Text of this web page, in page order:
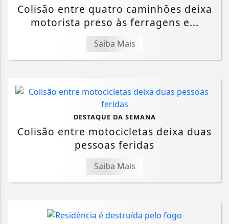
Colisão entre quatro caminhões deixa
motorista preso às ferragens e...
Saiba Mais
DESTAQUE DA SEMANA
Colisão entre motocicletas deixa duas
pessoas feridas
Saiba Mais